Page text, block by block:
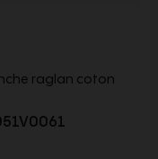
raglan coton